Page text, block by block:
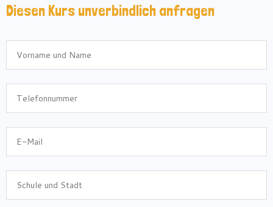
Diesen Kurs unverbindlich anfragen